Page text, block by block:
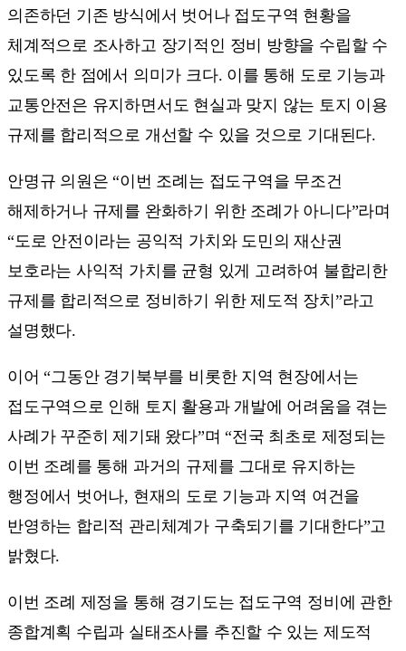
의존하던 기존 방식에서 벗어나 접도구역 현황을
체계적으로 조사하고 장기적인 정비 방향을 수립할 수
있도록 한 점에서 의미가 크다. 이를 통해 도로 기능과
교통안전은 유지하면서도 현실과 맞지 않는 토지 이용
규제를 합리적으로 개선할 수 있을 것으로 기대된다.
안명규 의원은 “이번 조례는 접도구역을 무조건
해제하거나 규제를 완화하기 위한 조례가 아니다”라며
“도로 안전이라는 공익적 가치와 도민의 재산권
보호라는 사익적 가치를 균형 있게 고려하여 불합리한
규제를 합리적으로 정비하기 위한 제도적 장치”라고
설명했다.
이어 “그동안 경기북부를 비롯한 지역 현장에서는
접도구역으로 인해 토지 활용과 개발에 어려움을 겪는
사례가 꾸준히 제기돼 왔다”며 “전국 최초로 제정되는
이번 조례를 통해 과거의 규제를 그대로 유지하는
행정에서 벗어나, 현재의 도로 기능과 지역 여건을
반영하는 합리적 관리체계가 구축되기를 기대한다”고
밝혔다.
이번 조례 제정을 통해 경기도는 접도구역 정비에 관한
종합계획 수립과 실태조사를 추진할 수 있는 제도적